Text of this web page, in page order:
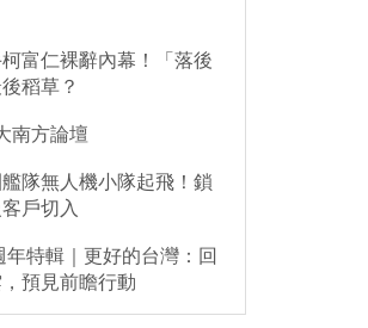
富仁裸辭內幕！「落後
稻草？
南方論壇
隊無人機小隊起飛！鎖
戶切入
特輯｜更好的台灣：回
預見前瞻行動